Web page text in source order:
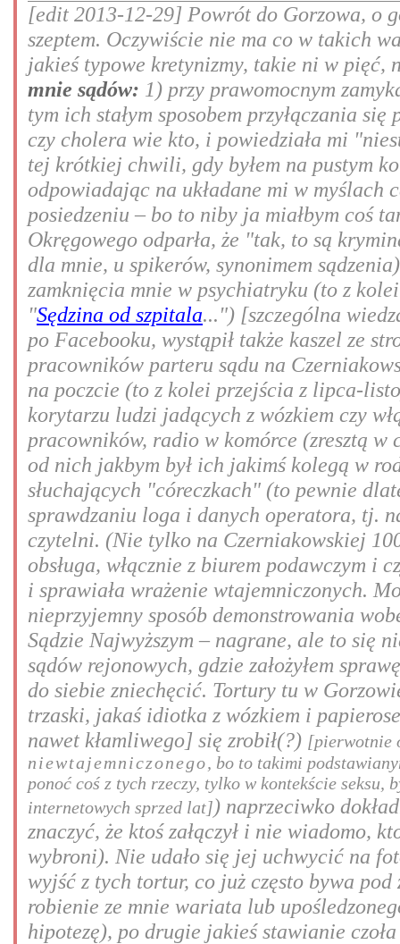
[edit 2013-12-29] Powrót do Gorzowa, o
szeptem. Oczywiście nie ma co w takich
jakieś typowe kretynizmy, takie ni w pięć,
mnie sądów: 1) przy prawomocnym
tym ich stałym sposobem przyłączania
czy cholera wie kto, i powiedziała mi
tej krótkiej chwili, gdy byłem na pustym
odpowiadając na układane mi w myślach
posiedzeniu – bo to niby ja miałbym coś
Okręgowego odparła, że "tak, to są
dla mnie, u spikerów, synonimem
zamknięcia mnie w psychiatryku (to z
"Sędzina od szpitala...") [szczególna
po Facebooku, wystąpił także kaszel ze
pracowników parteru sądu na
na poczcie (to z kolei przejścia z lipca-
korytarzu ludzi jadących z wózkiem czy
pracowników, radio w komórce (zresztą w
od nich jakbym był ich jakimś kolegą w
słuchających "córeczkach" (to pewnie
sprawdzaniu loga i danych operatora, tj.
czytelni. (Nie tylko na Czerniakowskiej
obsługa, włącznie z biurem podawczym i
i sprawiała wrażenie wtajemniczonych.
nieprzyjemny sposób demonstrowania
Sądzie Najwyższym – nagrane, ale to się
sądów rejonowych, gdzie założyłem
do siebie zniechęcić. Tortury tu w
trzaski, jakaś idiotka z wózkiem i
nawet kłamliwego] się zrobił(?) [pierwotnie
niewtajemniczonego, bo to takimi
ponoć coś z tych rzeczy, tylko w kontekście seksu,
internetowych sprzed lat]) naprzeciwko
znaczyć, że ktoś załączył i nie wiadomo,
wybroni). Nie udało się jej uchwycić na
wyjść z tych tortur, co już często bywa
robienie ze mnie wariata lub
hipotezę), po drugie jakieś stawianie